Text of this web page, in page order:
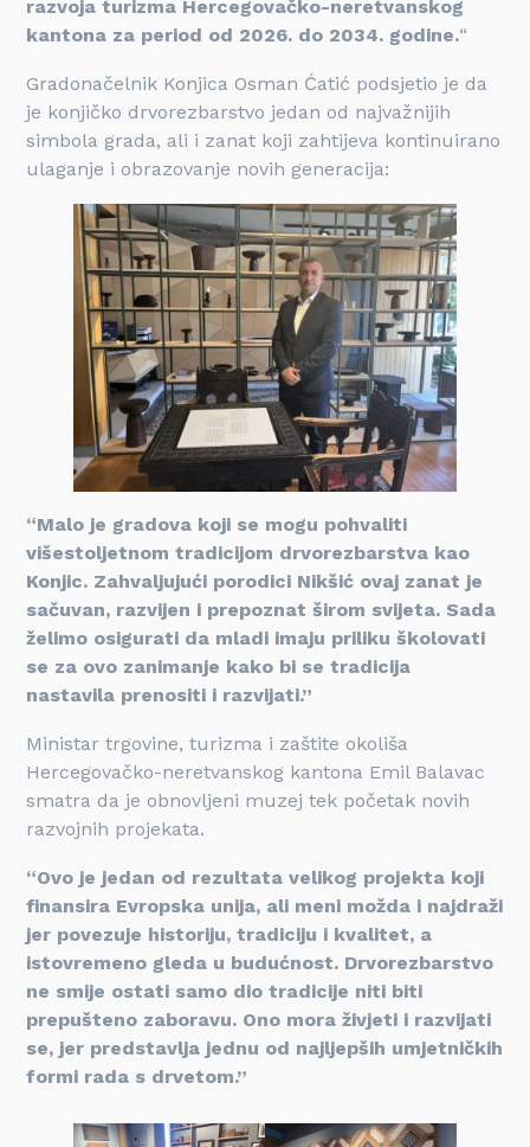
razvoja turizma Hercegovačko-neretvanskog
kantona za period od 2026. do 2034. godine.“
Gradonačelnik Konjica Osman Ćatić podsjetio je da
je konjičko drvorezbarstvo jedan od najvažnijih
simbola grada, ali i zanat koji zahtijeva kontinuirano
ulaganje i obrazovanje novih generacija:
“Malo je gradova koji se mogu pohvaliti
višestoljetnom tradicijom drvorezbarstva kao
Konjic. Zahvaljujući porodici Nikšić ovaj zanat je
sačuvan, razvijen i prepoznat širom svijeta. Sada
želimo osigurati da mladi imaju priliku školovati
se za ovo zanimanje kako bi se tradicija
nastavila prenositi i razvijati.”
Ministar trgovine, turizma i zaštite okoliša
Hercegovačko-neretvanskog kantona Emil Balavac
smatra da je obnovljeni muzej tek početak novih
razvojnih projekata.
“Ovo je jedan od rezultata velikog projekta koji
finansira Evropska unija, ali meni možda i najdraži
jer povezuje historiju, tradiciju i kvalitet, a
istovremeno gleda u budućnost. Drvorezbarstvo
ne smije ostati samo dio tradicije niti biti
prepušteno zaboravu. Ono mora živjeti i razvijati
se, jer predstavlja jednu od najljepših umjetničkih
formi rada s drvetom.”